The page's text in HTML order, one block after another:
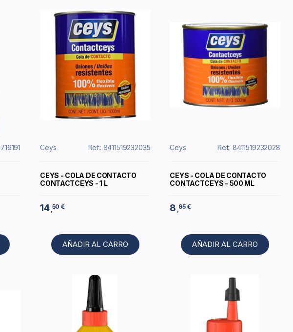
Ceys Ref.: 8411519232035
CEYS - COLA DE CONTACTO
CONTACTCEYS - 1 L
14 ,50 €
AÑADIR AL CARRO
Ceys Ref.: 8411519232028
CEYS - COLA DE CONTACTO
CONTACTCEYS - 500 ML
8 ,95 €
AÑADIR AL CARRO